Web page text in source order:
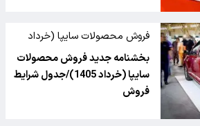
فروش محصولات سایپا (خرداد
1405)
بخشنامه جدید فروش محصولات
سایپا (خرداد 1405)/جدول شرایط
فروش